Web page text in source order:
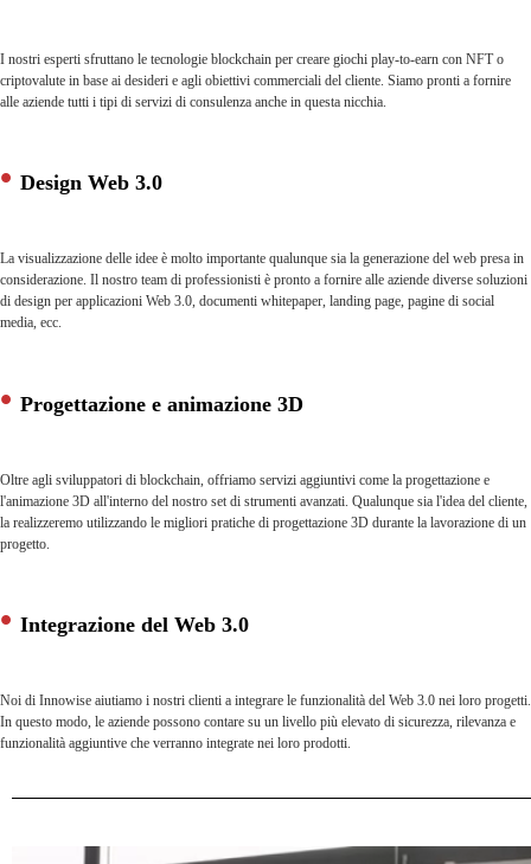
I nostri esperti sfruttano le tecnologie blockchain per creare giochi play-to-earn con NFT o
criptovalute in base ai desideri e agli obiettivi commerciali del cliente. Siamo pronti a fornire
alle aziende tutti i tipi di servizi di consulenza anche in questa nicchia.
Design Web 3.0
La visualizzazione delle idee è molto importante qualunque sia la generazione del web presa in
considerazione. Il nostro team di professionisti è pronto a fornire alle aziende diverse soluzioni
di design per applicazioni Web 3.0, documenti whitepaper, landing page, pagine di social
media, ecc.
Progettazione e animazione 3D
Oltre agli sviluppatori di blockchain, offriamo servizi aggiuntivi come la progettazione e
l'animazione 3D all'interno del nostro set di strumenti avanzati. Qualunque sia l'idea del cliente,
la realizzeremo utilizzando le migliori pratiche di progettazione 3D durante la lavorazione di un
progetto.
Integrazione del Web 3.0
Noi di Innowise aiutiamo i nostri clienti a integrare le funzionalità del Web 3.0 nei loro progetti.
In questo modo, le aziende possono contare su un livello più elevato di sicurezza, rilevanza e
funzionalità aggiuntive che verranno integrate nei loro prodotti.